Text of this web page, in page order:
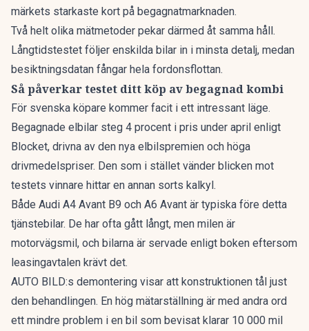
märkets starkaste kort på begagnatmarknaden.
Två helt olika mätmetoder pekar därmed åt samma håll.
Långtidstestet följer enskilda bilar in i minsta detalj, medan
besiktningsdatan fångar hela fordonsflottan.
Så påverkar testet ditt köp av begagnad kombi
För svenska köpare kommer facit i ett intressant läge.
Begagnade elbilar steg 4 procent i pris under april enligt
Blocket, drivna av den nya elbilspremien och höga
drivmedelspriser. Den som i stället vänder blicken mot
testets vinnare hittar en annan sorts kalkyl.
Både Audi A4 Avant B9 och A6 Avant är typiska före detta
tjänstebilar. De har ofta gått långt, men milen är
motorvägsmil, och bilarna är servade enligt boken eftersom
leasingavtalen krävt det.
AUTO BILD:s demontering visar att konstruktionen tål just
den behandlingen. En hög mätarställning är med andra ord
ett mindre problem i en bil som bevisat klarar 10 000 mil